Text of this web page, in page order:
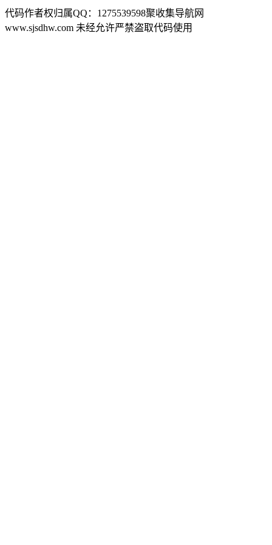
代码作者权归属QQ：1275539598聚收集导航网
www.sjsdhw.com 未经允许严禁盗取代码使用